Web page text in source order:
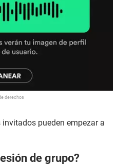
derechos
pueden empezar a
de grupo?